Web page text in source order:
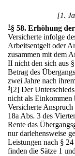
[1.
1§ 58. Erhöhung
Versicherte infolge
Arbeitsentgelt oder
zusammen mit dem
II nicht den sich aus
Betrag des
zwei Jahre nach
3[2] Der
nicht als Einkommen
Versicherte
18a Abs. 3 des
Rente das
nur darlehensweise
Leistungen nach §
finden die Sätze 1